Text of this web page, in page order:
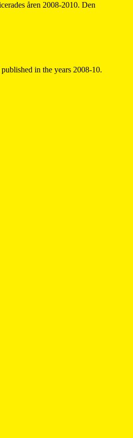
åren 2008-2010. Den
in the years 2008-10.